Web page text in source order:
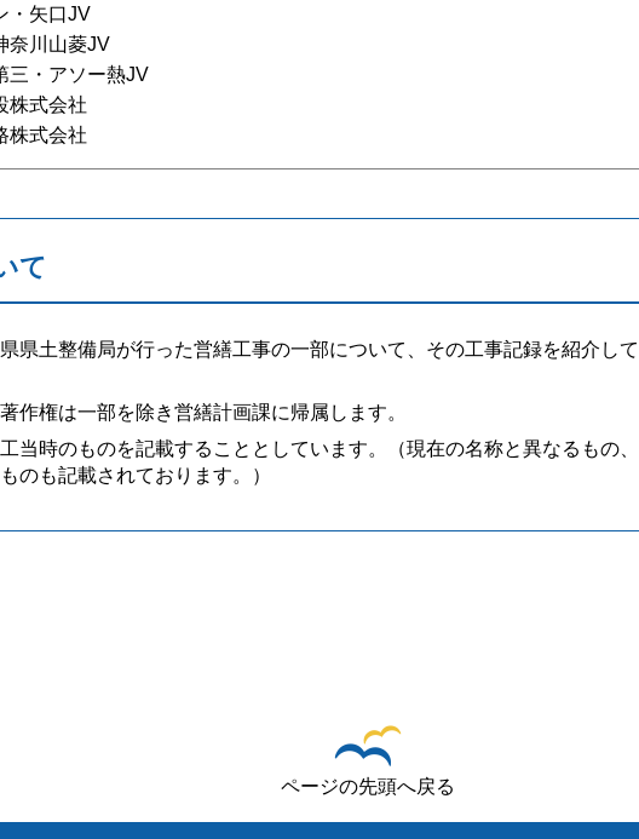
矢口JV
川山菱JV
・アソー熱JV
式会社
式会社
て
県土整備局が行った営繕工事の一部について、その工事記録を紹介し
作権は一部を除き営繕計画課に帰属します。
当時のものを記載することとしています。（現在の名称と異なるもの
のも記載されております。）
ページの先頭へ戻る